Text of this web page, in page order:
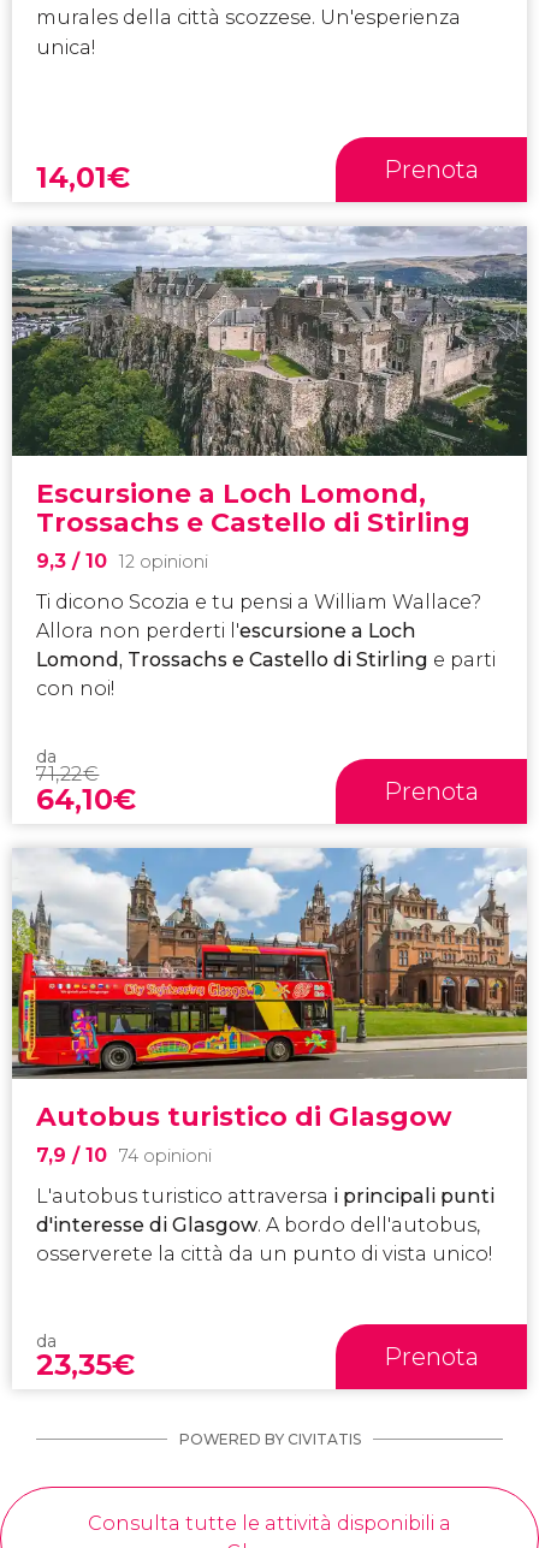
murales della città scozzese. Un'esperienza
unica!
14,01€ Prenota
Escursione a Loch Lomond,
Trossachs e Castello di Stirling
9,3 / 10 12 opinioni
Ti dicono Scozia e tu pensi a William Wallace?
Allora non perderti l'escursione a Loch
Lomond, Trossachs e Castello di Stirling e parti
con noi!
da
71,22€
64,10€ Prenota
Autobus turistico di Glasgow
7,9 / 10 74 opinioni
L'autobus turistico attraversa i principali punti
d'interesse di Glasgow. A bordo dell'autobus,
osserverete la città da un punto di vista unico!
da
23,35€ Prenota
POWERED BY CIVITATIS
Consulta tutte le attività disponibili a